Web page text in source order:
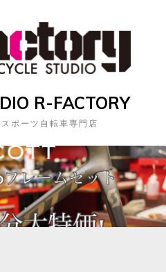
R-FACTORY
ポーツ自転車専門店